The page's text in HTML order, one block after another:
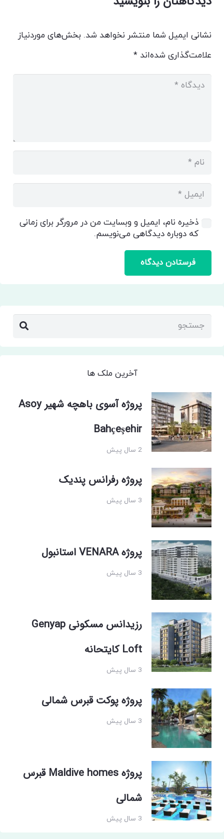
نشانی ایمیل شما منتشر نخواهد شد. بخش‌های موردنیاز
علامت‌گذاری شده‌اند*
ذخیره نام، ایمیل و وبسایت من در مرورگر برای زمانی
که دوباره دیدگاهی می‌نویسم.
فرستادن دیدگاه
آخرین ملک ها
پروژه آسوی باهچه شهیر Asoy
Bahçeşehir
2 سال پیش
پروژه رفرانس پندیک
3 سال پیش
پروژه VENARA استانبول
3 سال پیش
رزیدانس مسکونی Genyap
Loft کایتحانه
3 سال پیش
پروژه پوکت قبرس شمالی
3 سال پیش
پروژه Maldive homes قبرس
شمالی
3 سال پیش